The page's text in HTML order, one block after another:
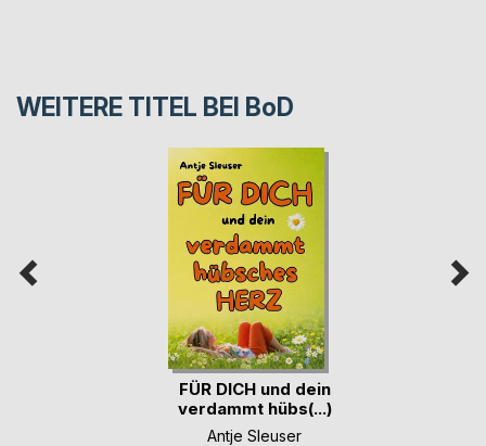
WEITERE TITEL BEI BoD
FÜR DICH und dein
verdammt hübs(...)
Antje Sleuser